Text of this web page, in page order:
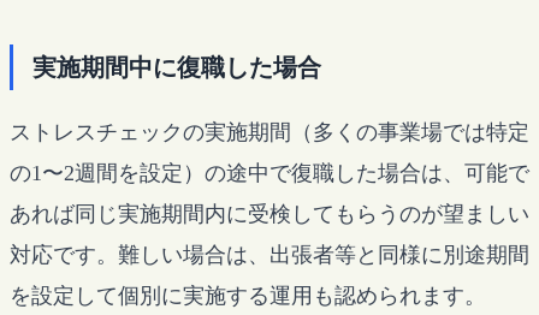
実施期間中に復職した場合
ストレスチェックの実施期間（多くの事業場では特定
の1〜2週間を設定）の途中で復職した場合は、可能で
あれば同じ実施期間内に受検してもらうのが望ましい
対応です。難しい場合は、出張者等と同様に別途期間
を設定して個別に実施する運用も認められます。